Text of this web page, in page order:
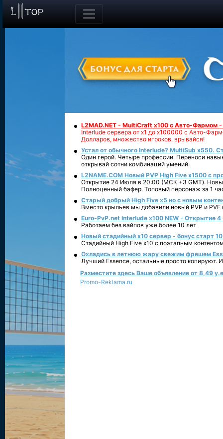
L2MAD.NET - MultiCraft x100 с Авто-Фармом
Interlude сервера от х1 до х100000 с Авто-
Долларов, множество игроков, врывайся!
Устал от обычного Interlude? MultiSub x550.
Один герой. Четыре профессии. Переноси
открывай сотни комбинаций умений.
L2NAME.COM Новый PVP High Five x1500 с
Открытие 24 Июля в 20:00 (МСК +3 GMT).
Полноценный бафер. Топовый персонаж за 1
Старый добрый High Five x5 но с новым
Вместо крыльев мы добавили новый PVP и PVE
Euro-PvP.net Interlude х100 NEW - Открытие 4
Работаем без вайпов уже более 10 лет
Новый стадийный х10 сервер - бонус старт
Стадийный High Five x10 с поэтапным
Охладись в летнюю жару свежим фрешем
Лучший Essence, остальные просто копируют.
Разместите здесь Ваше объявление от 8,49
Promo-Reklama.ru